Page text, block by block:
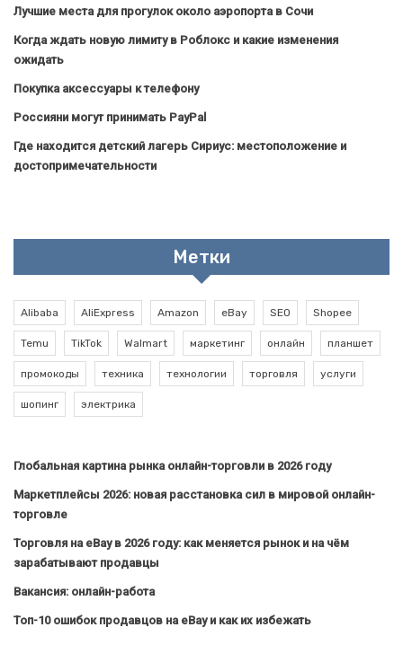
Лучшие места для прогулок около аэропорта в Сочи
Когда ждать новую лимиту в Роблокс и какие изменения
ожидать
Покупка аксессуары к телефону
Россияни могут принимать PayPal
Где находится детский лагерь Сириус: местоположение и
достопримечательности
Метки
Alibaba AliExpress Amazon eBay SEO Shopee
Temu TikTok Walmart маркетинг онлайн планшет
промокоды техника технологии торговля услуги
шопинг электрика
Глобальная картина рынка онлайн-торговли в 2026 году
Маркетплейсы 2026: новая расстановка сил в мировой онлайн-
торговле
Торговля на eBay в 2026 году: как меняется рынок и на чём
зарабатывают продавцы
Вакансия: онлайн-работа
Топ-10 ошибок продавцов на eBay и как их избежать